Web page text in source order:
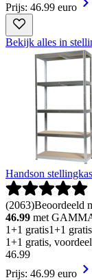
Prijs: 46.99 euro
Bekijk alles in
Handson
(2063)Beoordeeld
46.99 met
1+1 gratis1+1 gratis
1+1 gratis,
46.99
Prijs: 46.99 euro